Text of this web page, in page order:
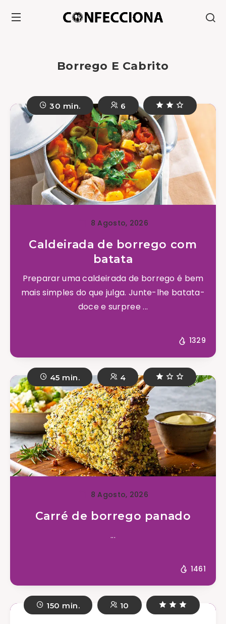
Borrego E Cabrito
30 min. 6
8 Agosto, 2026
Caldeirada de borrego com
batata
Preparar uma caldeirada de borrego é bem
mais simples do que julga. Junte-lhe batata-
doce e surpree ...
1329
45 min. 4
8 Agosto, 2026
Carré de borrego panado
...
1461
150 min. 10